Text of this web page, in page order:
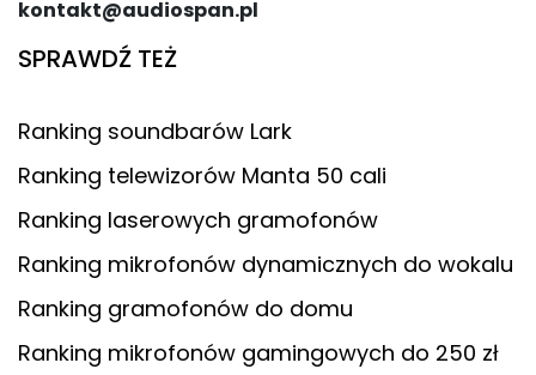
kontakt@audiospan.pl
SPRAWDŹ TEŻ
Ranking soundbarów Lark
Ranking telewizorów Manta 50 cali
Ranking laserowych gramofonów
Ranking mikrofonów dynamicznych do wokalu
Ranking gramofonów do domu
Ranking mikrofonów gamingowych do 250 zł